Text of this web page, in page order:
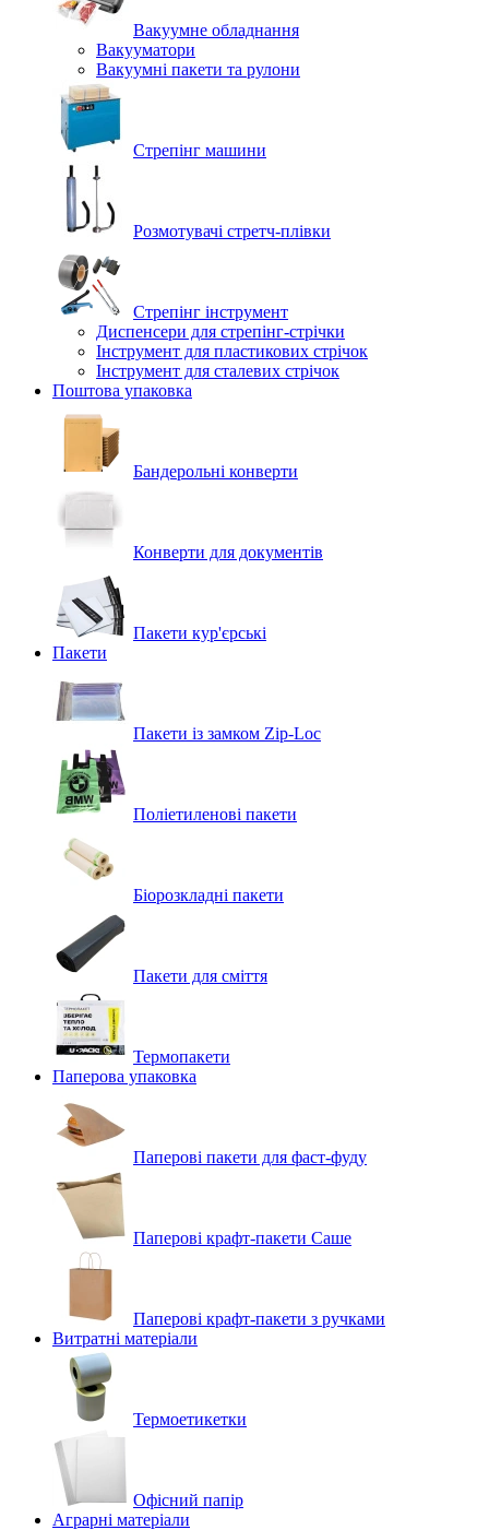
Вакуумне обладнання
Вакууматори
Вакуумні пакети та рулони
Стрепінг машини
Розмотувачі стретч-плівки
Стрепінг інструмент
Диспенсери для стрепінг-стрічки
Інструмент для пластикових стрічок
Інструмент для сталевих стрічок
Поштова упаковка
Бандерольні конверти
Конверти для документів
Пакети кур'єрські
Пакети
Пакети із замком Zip-Loc
Поліетиленові пакети
Біорозкладні пакети
Пакети для сміття
Термопакети
Паперова упаковка
Паперові пакети для фаст-фуду
Паперові крафт-пакети Саше
Паперові крафт-пакети з ручками
Витратні матеріали
Термоетикетки
Офісний папір
Аграрні матеріали